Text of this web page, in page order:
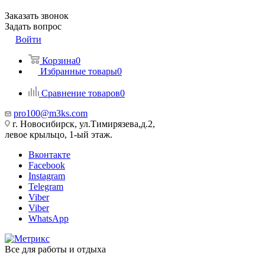
Заказать звонок
Задать вопрос
Войти
Корзина0
Избранные товары0
Сравнение товаров0
pro100@m3ks.com
г. Новосибирск, ул.Тимирязева,д.2,
левое крыльцо, 1-ый этаж.
Вконтакте
Facebook
Instagram
Telegram
Viber
Viber
WhatsApp
Все для работы и отдыха